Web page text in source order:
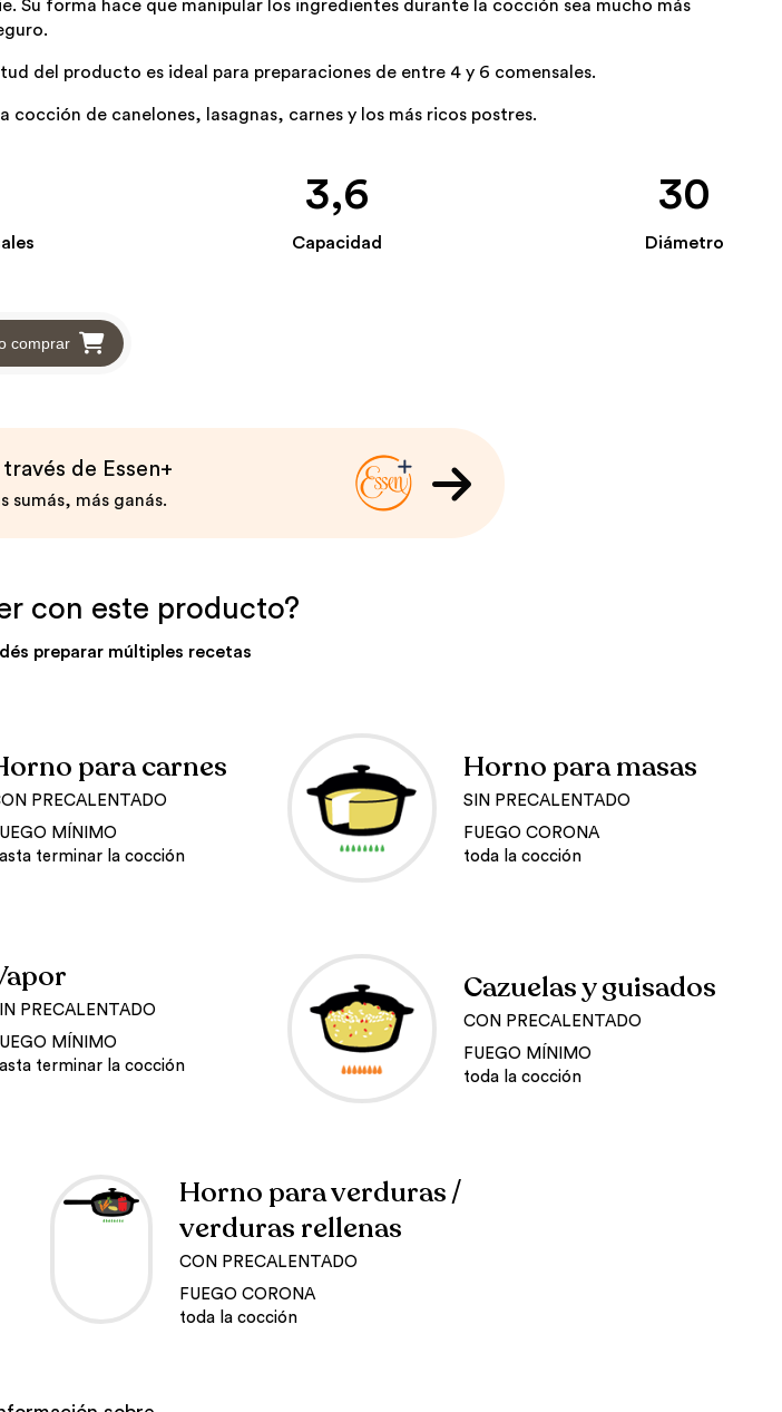
Su forma hace que manipular los ingredientes durante la cocción sea mucho más
del producto es ideal para preparaciones de entre 4 y 6 comensales.
cocción de canelones, lasagnas, carnes y los más ricos postres.
3,6
Capacidad
30
Diámetro
comprar
de Essen+
sumás, más ganás.
con este producto?
preparar múltiples recetas
para carnes
PRECALENTADO
MÍNIMO
terminar la cocción
Horno para masas
SIN PRECALENTADO
FUEGO CORONA
toda la cocción
PRECALENTADO
MÍNIMO
terminar la cocción
Cazuelas y guisados
CON PRECALENTADO
FUEGO MÍNIMO
toda la cocción
Horno para verduras /
verduras rellenas
CON PRECALENTADO
FUEGO CORONA
toda la cocción